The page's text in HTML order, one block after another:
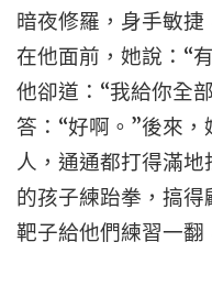
暗夜修羅，身手敏
在他面前，她說：“
他卻道：“我給你全
答：“好啊。”後來
人，通通都打得滿
的孩子練跆拳，搞
靶子給他們練習一翻